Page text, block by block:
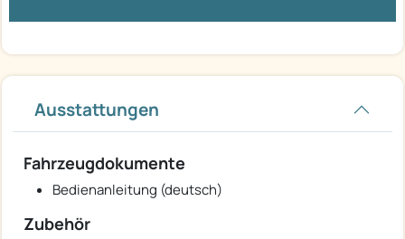
Ausstattungen
Fahrzeugdokumente
Bedienanleitung (deutsch)
Zubehör